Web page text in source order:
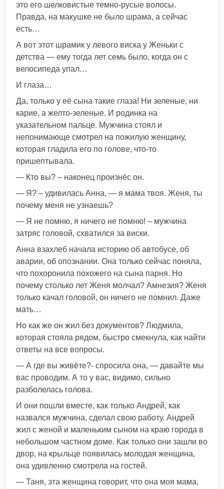
это его шелковистые темно-русые волосы.
Правда, на макушке не было шрама, а сейчас
есть…
А вот этот шрамик у левого виска у Женьки с
детства — ему тогда лет семь было, когда он с
велосипеда упал…
И глаза…
Да, только у её сына такие глаза! Ни зеленые, ни
карие, а желто-зеленые. И родинка на
указательном пальце. Мужчина стоял и
непонимающе смотрел на пожилую женщину,
которая гладила его по голове, что-то
пришептывала.
— Кто вы? – наконец произнёс он.
— Я? – удивилась Анна, — я мама твоя. Женя, ты
почему меня не узнаешь?
— Я не помню, я ничего не помню! – мужчина
затряс головой, схватился за виски.
Анна взахлеб начала историю об автобусе, об
аварии, об опознании. Она только сейчас поняла,
что похоронила похожего на сына парня. Но
почему столько лет Женя молчал? Амнезия? Женя
только качал головой, он ничего не помнил. Даже
мать…
Но как же он жил без документов? Людмила,
которая стояла рядом, быстро смекнула, как найти
ответы на все вопросы.
— А где вы живёте?- спросила она, — давайте мы
вас проводим. А то у вас, видимо, сильно
разболелась голова.
И они пошли вместе, как только Андрей, как
назвался мужчина, сделал свою работу. Андрей
жил с женой и маленьким сыном на краю города в
небольшом частном доме. Как только они зашли во
двор, на крыльце появилась молодая женщина,
она удивленно смотрела на гостей.
— Таня, эта женщина говорит, что она моя мама,